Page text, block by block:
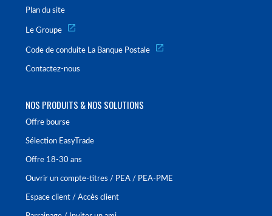
Plan du site
Le Groupe
Code de conduite La Banque Postale
Contactez-nous
NOS PRODUITS & NOS SOLUTIONS
Offre bourse
Sélection EasyTrade
Offre 18-30 ans
Ouvrir un compte-titres / PEA / PEA-PME
Espace client / Accès client